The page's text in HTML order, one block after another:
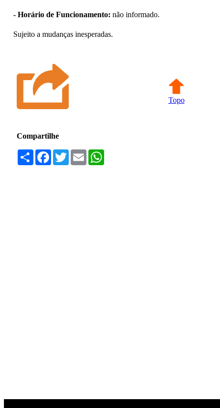
- Horário de Funcionamento: não informado.
Sujeito a mudanças inesperadas.
Topo
Compartilhe
Compartilhar
Facebook
TwitterEmail